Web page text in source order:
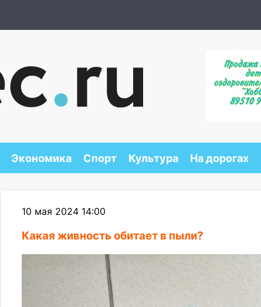
Экономика Спорт Культура На дорогах
10 мая 2024 14:00
Какая живность обитает в пыли?